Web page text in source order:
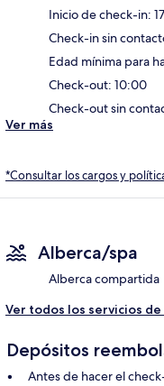
Inicio de check-in:
Check-in sin
Edad mínima para
Check-out: 10:00
Check-out sin
Ver más
*Consultar los cargos y
Alberca/spa
Alberca compartida
Ver todos los servicios
Depósitos
Antes de hacer el